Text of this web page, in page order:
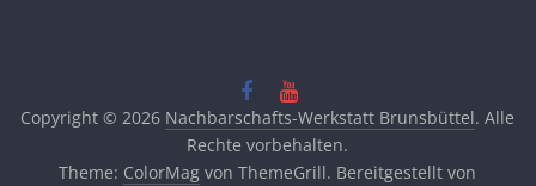
Copyright © 2026 Nachbarschafts-Werkstatt Brunsbüttel. Alle
Rechte vorbehalten.
Theme: ColorMag von ThemeGrill. Bereitgestellt von